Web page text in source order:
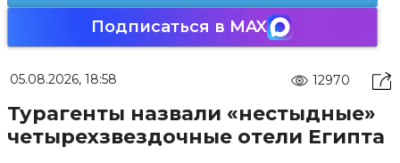
Подписаться в MAX
05.08.2026, 18:58 12970
Турагенты назвали «нестыдные»
четырехзвездочные отели Египта